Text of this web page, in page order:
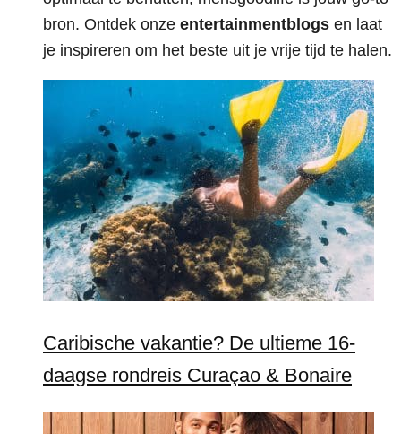
bron. Ontdek onze entertainmentblogs en laat
je inspireren om het beste uit je vrije tijd te halen.
Caribische vakantie? De ultieme 16-
daagse rondreis Curaçao & Bonaire